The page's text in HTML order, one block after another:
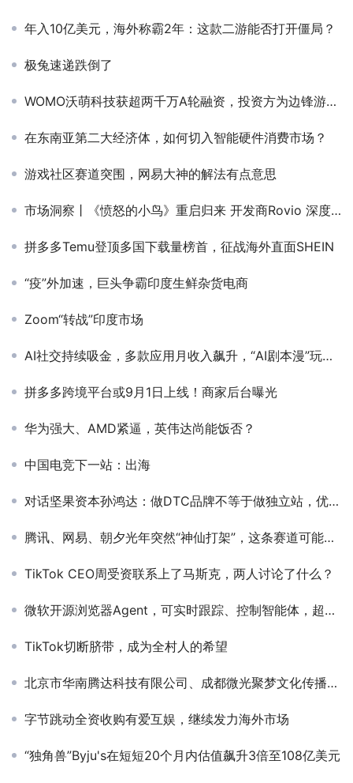
年入10亿美元，海外称霸2年：这款二游能否打开僵局？
极兔速递跌倒了
WOMO沃萌科技获超两千万A轮融资，投资方为边锋游戏、序言泽和慧敏投资
在东南亚第二大经济体，如何切入智能硬件消费市场？
游戏社区赛道突围，网易大神的解法有点意思
市场洞察丨《愤怒的小鸟》重启归来 开发商Rovio 深度分享后IDFA时代的大厂是怎么玩的
拼多多Temu登顶多国下载量榜首，征战海外直面SHEIN
“疫”外加速，巨头争霸印度生鲜杂货电商
Zoom“转战”印度市场
AI社交持续吸金，多款应用月收入飙升，“AI剧本漫”玩法爆了
拼多多跨境平台或9月1日上线！商家后台曝光
华为强大、AMD紧逼，英伟达尚能饭否？
中国电竞下一站：出海
对话坚果资本孙鸿达：做DTC品牌不等于做独立站，优秀的电商企业必将同时也是优秀的科技公司
腾讯、网易、朝夕光年突然“神仙打架”，这条赛道可能没人敢碰了
TikTok CEO周受资联系上了马斯克，两人讨论了什么？
微软开源浏览器Agent，可实时跟踪、控制智能体，超4000颗星
TikTok切断脐带，成为全村人的希望
北京市华南腾达科技有限公司、成都微光聚梦文化传播有限公司、广州短剧猫科技有限公司 确认加入 PAGC 2025丨第五届全球产品与增长展会 短剧对接会
字节跳动全资收购有爱互娱，继续发力海外市场
“独角兽”Byju's在短短20个月内估值飙升3倍至108亿美元